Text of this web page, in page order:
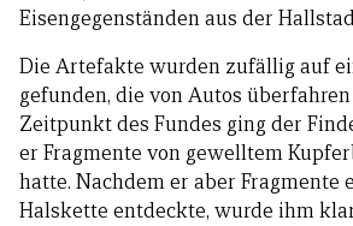
Eisengegenständen aus der
Die Artefakte wurden zufällig auf
gefunden, die von Autos
Zeitpunkt des Fundes ging der
er Fragmente von gewelltem
hatte. Nachdem er aber Fragmente
Halskette entdeckte, wurde ihm